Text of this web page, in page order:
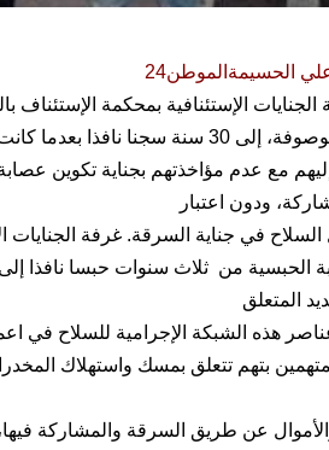
الحسيمةالموطن24
الإستئنافية بمحكمة الإستئناف
للسرقة الموصوفة، إلى 30 سنة سجنا
مع عدم مؤاخذتهم بجناية تكوين
ودون اعتبار
في جناية السرقة. غرفة الجنايات
المتعلق
هذه الشبكة الإجرامية للسلاح في
بتهم تتعلق بمسك واستهلاك
عن طريق السرقة والمشاركة